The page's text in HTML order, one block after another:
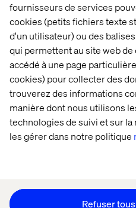
fournisseurs de services
cookies (petits fichiers texte
d'un utilisateur) ou des
qui permettent au site web
accédé à une page
cookies) pour collecter des
trouverez des informations
manière dont nous utilisons
technologies de suivi et sur
les gérer dans notre politique
Refuser
Nos bureaux
Déclaration sur les cookies
Déclaration de confidentialité